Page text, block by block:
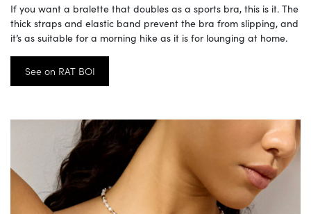
If you want a bralette that doubles as a sports bra, this is it. The
thick straps and elastic band prevent the bra from slipping, and
it’s as suitable for a morning hike as it is for lounging at home.
See on RAT BOI